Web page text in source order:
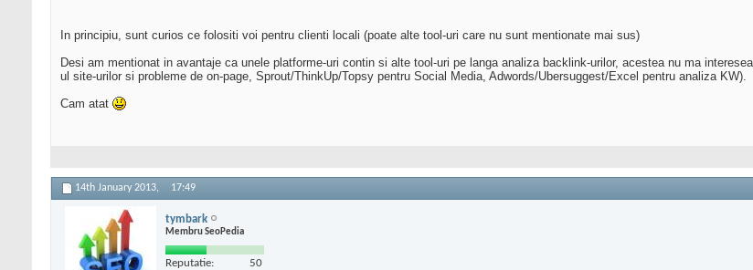
In principiu, sunt curios ce folositi voi pentru clienti locali (poate alte tool-uri care nu sunt mentionate mai sus)
Desi am mentionat in avantaje ca unele platforme-uri contin si alte tool-uri pe langa analiza backlink-urilor, acestea nu ma
ul site-urilor si probleme de on-page, Sprout/ThinkUp/Topsy pentru Social Media, Adwords/Ubersuggest/Excel pentru analiza KW).
Cam atat
14th January 2013, 17:49
tymbark
Membru SeoPedia
Reputatie: 50